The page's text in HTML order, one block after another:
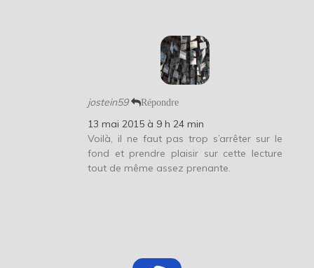
jostein59 Répondre
13 mai 2015 à 9 h 24 min
Voilà, il ne faut pas trop s’arrêter sur le
fond et prendre plaisir sur cette lecture
tout de même assez prenante.